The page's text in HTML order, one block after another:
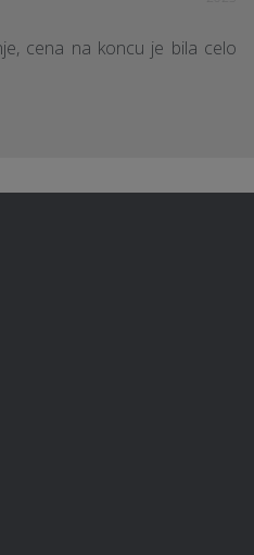
cena na koncu je bila celo